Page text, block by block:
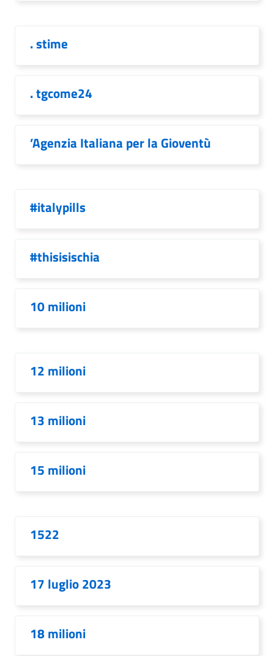
. stime
. tgcome24
’Agenzia Italiana per la Gioventù
#italypills
#thisisischia
10 milioni
12 milioni
13 milioni
15 milioni
1522
17 luglio 2023
18 milioni